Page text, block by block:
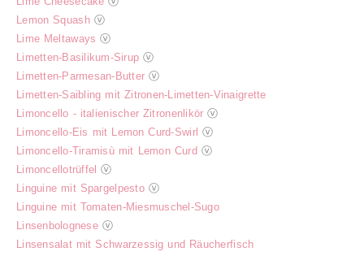
Lemon Squash ⓥ
Lime Meltaways ⓥ
Limetten-Basilikum-Sirup ⓥ
Limetten-Parmesan-Butter ⓥ
Limetten-Saibling mit Zitronen-Limetten-Vinaigrette
Limoncello - italienischer Zitronenlikör ⓥ
Limoncello-Eis mit Lemon Curd-Swirl ⓥ
Limoncello-Tiramisù mit Lemon Curd ⓥ
Limoncellotrüffel ⓥ
Linguine mit Spargelpesto ⓥ
Linguine mit Tomaten-Miesmuschel-Sugo
Linsenbolognese ⓥ
Linsensalat mit Schwarzessig und Räucherfisch